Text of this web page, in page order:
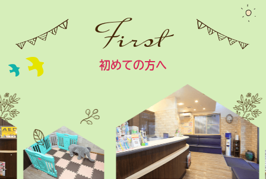
First
初めての方へ